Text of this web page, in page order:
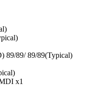
89/89/ 89/89(Typical)
x1